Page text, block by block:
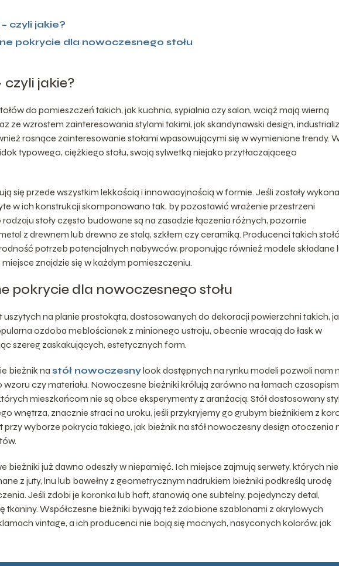
czyli jakie?
pokrycie dla nowoczesnego stołu
czyli jakie?
do pomieszczeń takich, jak kuchnia, sypialnia czy salon, wciąż mają wierną
ze wzrostem zainteresowania stylami takimi, jak skandynawski design,
rosnące zainteresowanie stołami wpasowującymi się w wymienione trendy.
typowego, ciężkiego stołu, swoją sylwetką niejako przytłaczającego
się przede wszystkim lekkością i innowacyjnością w formie. Jeśli zostały
w ich konstrukcji skomponowano tak, by pozostawić wrażenie przestrzeni
stoły często budowane są na zasadzie łączenia różnych, pozornie
z drewnem lub drewno ze stalą, szkłem czy ceramiką. Producenci takich
potrzeb potencjalnych nabywców, proponując również modele składane
znajdzie się w każdym pomieszczeniu.
pokrycie dla nowoczesnego stołu
uszytych na planie prostokąta, dostosowanych do dekoracji powierzchni takich,
ozdoba meblościanek z minionego ustroju, obecnie wracają do łask w
szereg zaskakujących, estetycznych form.
bieżnik na stół nowoczesnylook dostępnych na rynku modeli pozwoli nam
czy materiału. Nowoczesne bieżniki królują zarówno na łamach czasopism
mieszkańcom nie są obce eksperymenty z aranżacją. Stół dostosowany
wnętrza, znacznie straci na uroku, jeśli przykryjemy go grubym bieżnikiem z
wyborze pokrycia takiego, jak bieżnik na stół nowoczesny design otoczenia
już dawno odeszły w niepamięć. Ich miejsce zajmują serwety, których nie
z juty, lnu lub bawełny z geometrycznym nadrukiem bieżniki podkreślą urodę
Jeśli zdobi je koronka lub haft, stanowią one subtelny, pojedynczy detal,
tkaniny. Współczesne bieżniki bywają też zdobione szablonami z akrylowych
vintage, a ich producenci nie boją się mocnych, nasyconych kolorów, jak